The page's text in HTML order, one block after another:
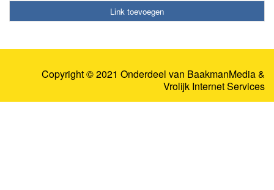
Link toevoegen
Copyright © 2021 Onderdeel van BaakmanMedia&
Vrolijk Internet Services